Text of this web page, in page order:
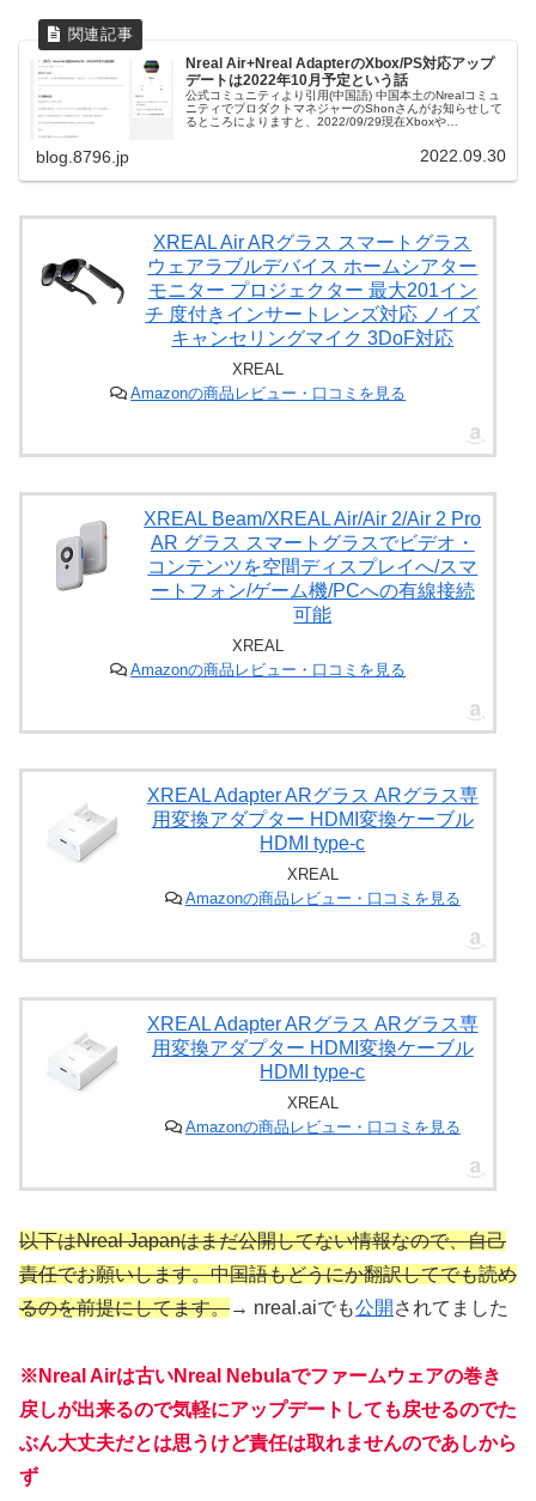
Nreal Air+Nreal AdapterのXbox/PS対応アップ
デートは2022年10月予定という話
公式コミュニティより引用(中国語) 中国本土のNrealコミュ
ニティでプロダクトマネジャーのShonさんがお知らせして
るところによりますと、2022/09/29現在Xboxや
blog.8796.jp 2022.09.30
XREAL Air ARグラス スマートグラス
ウェアラブルデバイス ホームシアター
モニター プロジェクター 最大201イン
チ 度付きインサートレンズ対応 ノイズ
キャンセリングマイク 3DoF対応
XREAL
Amazonの商品レビュー・口コミを見る
XREAL Beam/XREAL Air/Air 2/Air 2 Pro
AR グラス スマートグラスでビデオ・
コンテンツを空間ディスプレイへ/スマ
ートフォン/ゲーム機/PCへの有線接続
可能
XREAL
Amazonの商品レビュー・口コミを見る
XREAL Adapter ARグラス ARグラス専
用変換アダプター HDMI変換ケーブル
HDMI type-c
XREAL
Amazonの商品レビュー・口コミを見る
XREAL Adapter ARグラス ARグラス専
用変換アダプター HDMI変換ケーブル
HDMI type-c
XREAL
Amazonの商品レビュー・口コミを見る
以下はNreal Japanはまだ公開してない情報なので、自己
責任でお願いします。中国語もどうにか翻訳してでも読め
るのを前提にしてます。→ nreal.aiでも公開 されてました
※Nreal Airは古いNreal Nebulaでファームウェアの巻き
戻しが出来るので気軽にアップデートしても戻せるのでた
ぶん大丈夫だとは思うけど責任は取れませんのであしから
ず